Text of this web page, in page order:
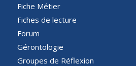
Fiche Métier
Fiches de lecture
Forum
Gérontologie
Groupes de Réflexion